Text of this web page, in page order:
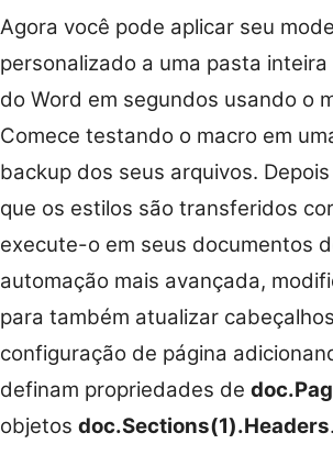
Agora você pode aplicar seu
personalizado a uma pasta
do Word em segundos usando o
Comece testando o macro em
backup dos seus arquivos.
que os estilos são transferidos
execute-o em seus documentos
automação mais avançada,
para também atualizar
configuração de página
definam propriedades de
objetos doc.Sections(1).Headers.